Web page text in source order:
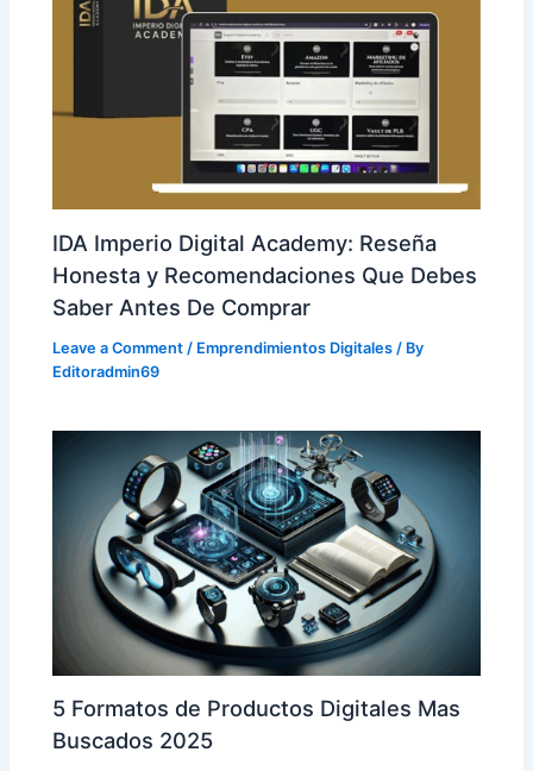
IDA Imperio Digital Academy: Reseña
Honesta y Recomendaciones Que Debes
Saber Antes De Comprar
Leave a Comment / Emprendimientos Digitales / By
Editoradmin69
5 Formatos de Productos Digitales Mas
Buscados 2025